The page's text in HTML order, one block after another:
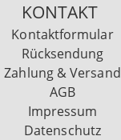
KONTAKT
Kontaktformular
Rücksendung
Zahlung & Versand
AGB
Impressum
Datenschutz